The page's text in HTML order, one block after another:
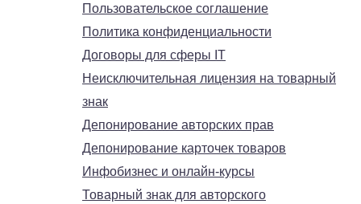
Пользовательское соглашение
Политика конфиденциальности
Договоры для сферы IT
Неисключительная лицензия на товарный
знак
Депонирование авторских прав
Депонирование карточек товаров
Инфобизнес и онлайн-курсы
Товарный знак для авторского